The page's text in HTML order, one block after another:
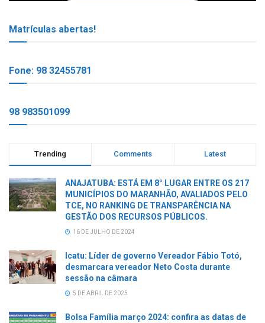
Matrículas abertas!
Fone: 98 32455781
98 983501099
Trending Comments Latest
ANAJATUBA: ESTÁ EM 8° LUGAR ENTRE OS 217
MUNICÍPIOS DO MARANHÃO, AVALIADOS PELO
TCE, NO RANKING DE TRANSPARÊNCIA NA
GESTÃO DOS RECURSOS PÚBLICOS.
16 DE JULHO DE 2024
Icatu: Líder de governo Vereador Fábio Totó,
desmarcara vereador Neto Costa durante
sessão na câmara
5 DE ABRIL DE 2025
Bolsa Família março 2024: confira as datas de